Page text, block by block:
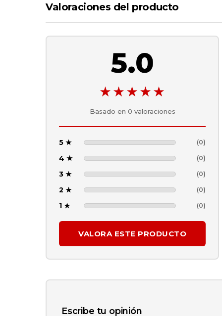
Valoraciones del producto
5.0
★★★★★
Basado en 0 valoraciones
5 ★ (0)
4 ★ (0)
3 ★ (0)
2 ★ (0)
1 ★ (0)
VALORA ESTE PRODUCTO
Escribe tu opinión